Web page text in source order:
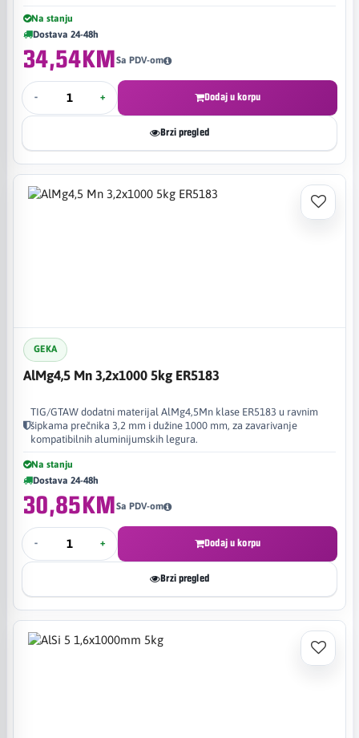
Na stanju
Dostava 24-48h
34,54KMSa PDV-om
- + Dodaj u korpu
Brzi pregled
GEKA
AlMg4,5 Mn 3,2x1000 5kg ER5183
TIG/GTAW dodatni materijal AlMg4,5Mn klase ER5183 u ravnim
šipkama prečnika 3,2 mm i dužine 1000 mm, za zavarivanje
kompatibilnih aluminijumskih legura.
Na stanju
Dostava 24-48h
30,85KMSa PDV-om
- + Dodaj u korpu
Brzi pregled